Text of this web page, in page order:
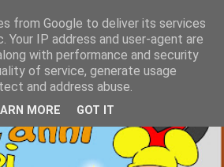
from Google to deliver its services
Your IP address and user-agent are
with performance and security
of service, generate usage
and address abuse.
MORE GOT IT